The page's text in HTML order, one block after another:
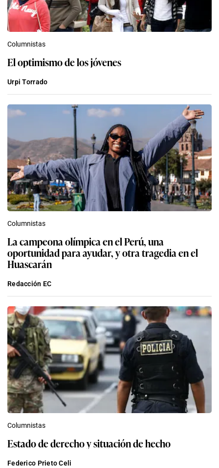
Columnistas
El optimismo de los jóvenes
Urpi Torrado
Columnistas
La campeona olímpica en el Perú, una
oportunidad para ayudar, y otra tragedia en el
Huascarán
Redacción EC
Columnistas
Estado de derecho y situación de hecho
Federico Prieto Celi